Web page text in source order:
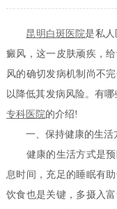
昆明白斑医院是私人
癜风，这一皮肤顽疾，
风的确切发病机制尚不
以降低其发病风险。有
专科医院的介绍!
一、保持健康的生活
健康的生活方式是预
息时间，充足的睡眠有
饮食也是关键，多摄入